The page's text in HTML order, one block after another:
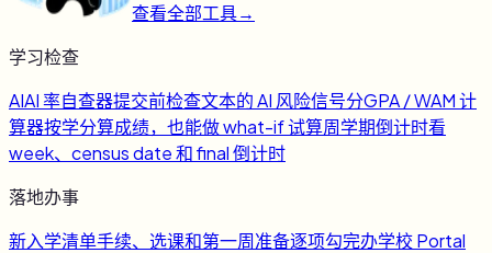
查看全部工具→
学习检查
AIAI 率自查器提交前检查文本的 AI 风险信号分GPA / WAM 计
算器按学分算成绩，也能做 what-if 试算周学期倒计时看
week、census date 和 final 倒计时
落地办事
新入学清单手续、选课和第一周准备逐项勾完办学校 Portal